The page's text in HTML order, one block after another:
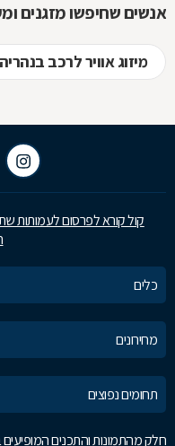
מיזוג אוויר לרכב בנהריה
קול קורא לפרסום לעמותות
כלים
מחירונים
תחומים נפוצים
חלק מהתמונות והתכנים